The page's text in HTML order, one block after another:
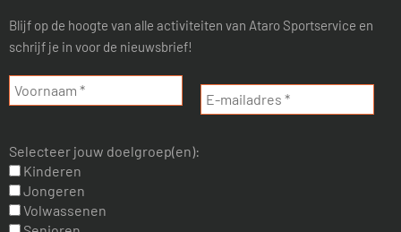
Blijf op de hoogte van alle activiteiten van Ataro Sportservice en
schrijf je in voor de nieuwsbrief!
Selecteer jouw doelgroep(en):
Kinderen
Jongeren
Volwassenen